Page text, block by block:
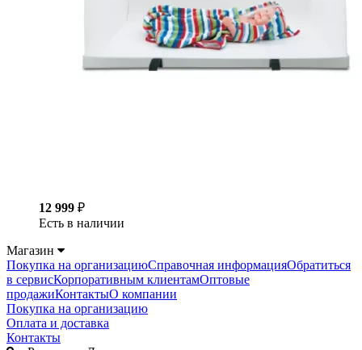
12 999 ₽
Есть в наличии
Магазин
Покупка на организациюСправочная информацияОбратиться
в сервисКорпоративным клиентамОптовые
продажиКонтактыО компании
Покупка на организацию
Оплата и доставка
Контакты